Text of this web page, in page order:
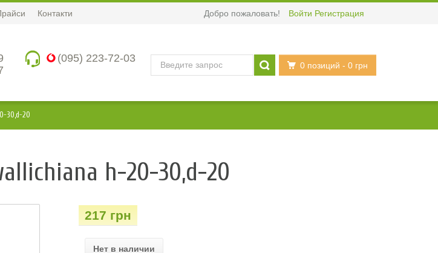
Контакти Добро пожаловать! Войти Регистрация
0 позиций - 0 грн
(095) 223-72-03
30,d-20
h-20-30,d-20
217 грн
Нет в наличии